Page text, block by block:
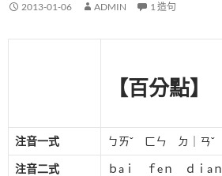
2013-01-06 ADMIN 1 造句
【百分點】
注音一式 ㄅㄞˇ ㄈㄣ ㄉ｜ㄢˇ
注音二式 ｂaｉ ｆeｎ ｄｉaｎ